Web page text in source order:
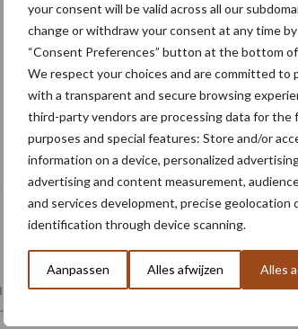
your consent will be valid across all our
change or withdraw your consent at any time
“Consent Preferences” button at the bottom
We respect your choices and are committed to
with a transparent and secure browsing
third-party vendors are processing data for the
purposes and special features: Store and/or
information on a device, personalized
advertising and content measurement,
and services development, precise geolocation
identification through device scanning.
Aanpassen Alles afwijzen Alles
Blok Mechanisatie en Flikweert
bundelen hun krachten
Poten en zaaien Oogst en